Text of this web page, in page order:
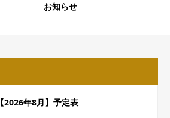
お知らせ
【2026年8月】予定表